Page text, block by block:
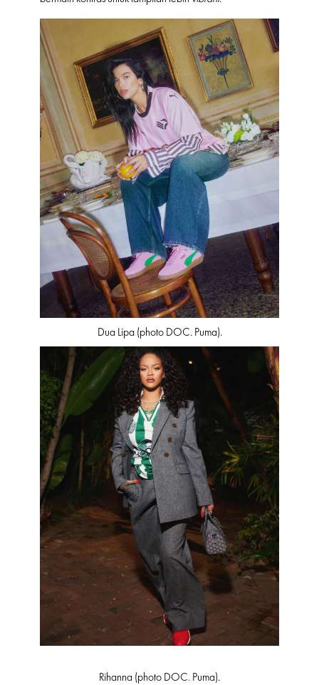
Dua Lipa (photo DOC. Puma).
Rihanna (photo DOC. Puma).